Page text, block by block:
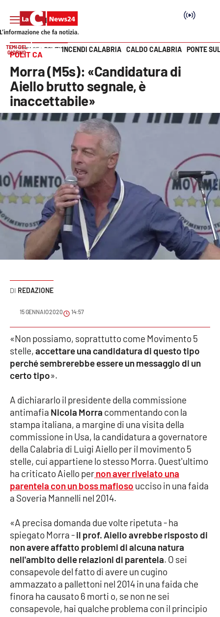
SEZIONI
Cronaca
Attualità
Economia e lavoro
Italia Mondo
Sanità
Sport
Meteo
Editoriali
Ambiente
Cronaca
Cultura
Economia e Lavoro
Sanità
Società
Sport
Vai
TEMI DEL
GIORNO
INCENDI CALABRIA CALDO CALABRIA PONTE
HOME PAGE POLITICA
POLITICA
Morra (M5s): «Candidatura di
Aiello brutto segnale, è
inaccettabile»
REDAZIONE
15 GENNAIO 2020 14:57
«Non possiamo, soprattutto come Movimento 5
stelle,accettare una candidatura di questo tipo
perché sembrerebbe essere un messaggio di un
certo tipo».
A dichiararlo il presidente della commissione
antimafia Nicola Morra commentando con la
stampa italiana, a margine di una visita della
commissione in Usa, la candidatura a governatore
della Calabria di Luigi Aiello per il movimento 5
stelle, cui appartiene lo stesso Morra. Quest'ultimo
ha criticato Aiello pernon aver rivelato una
parentela con un boss mafioso ucciso in una faida
a Soveria Mannelli nel 2014.
«A precisa domanda due volte ripetuta - ha
spiegato Morra -il prof. Aiello avrebbe risposto di
non avere affatto problemi di alcuna natura
nell'ambito delle relazioni di parentela. O sei
consapevole del fatto di avere un cugino
ammazzato a pallettoni nel 2014 in una faida che
finora ha causato 6 morti o, se non ne sei
consapevole, hai qualche problema con il principio